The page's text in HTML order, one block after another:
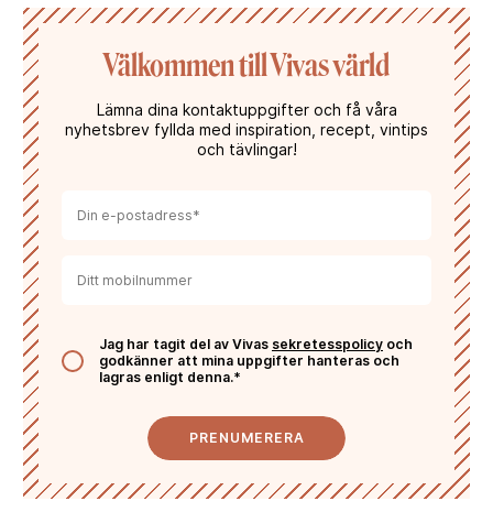
Välkommen till Vivas värld
Lämna dina kontaktuppgifter och få våra
nyhetsbrev fyllda med inspiration, recept, vintips
och tävlingar!
Jag har tagit del av Vivas sekretesspolicy och
godkänner att mina uppgifter hanteras och
lagras enligt denna.*
PRENUMERERA